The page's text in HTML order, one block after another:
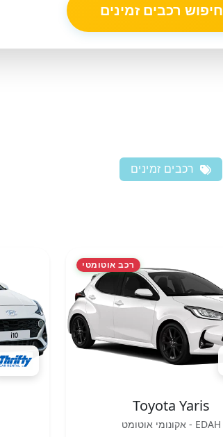
חיפוש רכבים זמינים
רכבים זמינים
רכב אוטומטי
Toyota Yaris
EDAH - אקונומי אוטומט